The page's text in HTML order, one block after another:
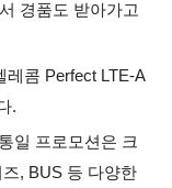
경품도 받아가고
레콤 Perfect LTE-A
.
일 프로모션은 크
, BUS 등 다양한